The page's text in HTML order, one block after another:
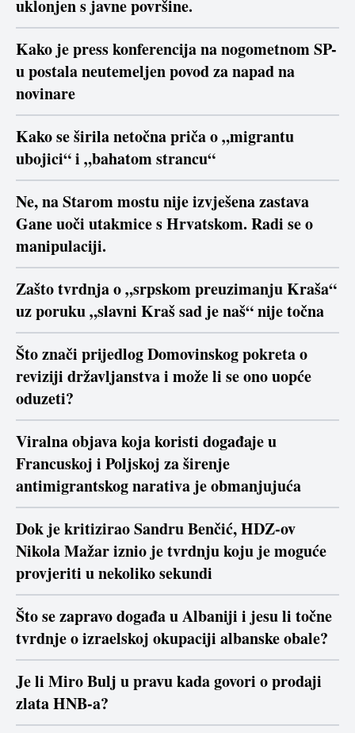
uklonjen s javne površine.
Kako je press konferencija na nogometnom SP-
u postala neutemeljen povod za napad na
novinare
Kako se širila netočna priča o „migrantu
ubojici“ i „bahatom strancu“
Ne, na Starom mostu nije izvješena zastava
Gane uoči utakmice s Hrvatskom. Radi se o
manipulaciji.
Zašto tvrdnja o „srpskom preuzimanju Kraša“
uz poruku „slavni Kraš sad je naš“ nije točna
Što znači prijedlog Domovinskog pokreta o
reviziji državljanstva i može li se ono uopće
oduzeti?
Viralna objava koja koristi događaje u
Francuskoj i Poljskoj za širenje
antimigrantskog narativa je obmanjujuća
Dok je kritizirao Sandru Benčić, HDZ-ov
Nikola Mažar iznio je tvrdnju koju je moguće
provjeriti u nekoliko sekundi
Što se zapravo događa u Albaniji i jesu li točne
tvrdnje o izraelskoj okupaciji albanske obale?
Je li Miro Bulj u pravu kada govori o prodaji
zlata HNB-a?